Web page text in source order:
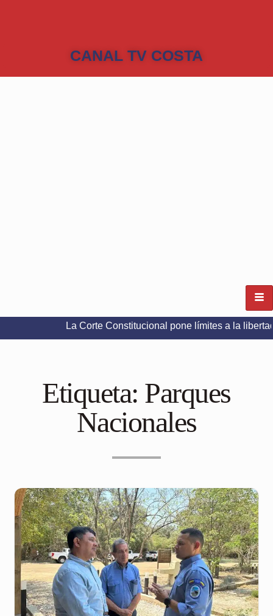
CANAL TV COSTA
La Corte Constitucional pone límites a la libertad de
Etiqueta: Parques
Nacionales